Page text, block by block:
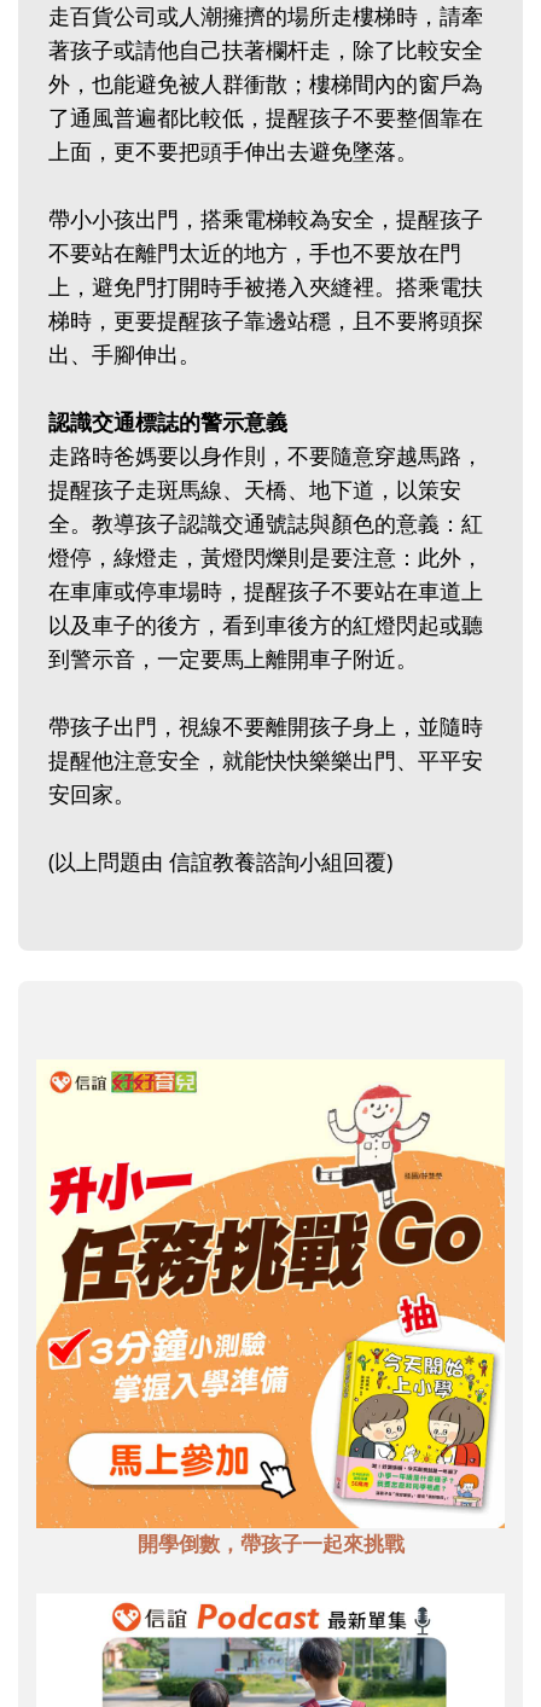
走百貨公司或人潮擁擠的場所走樓梯時，請牽
著孩子或請他自己扶著欄杆走，除了比較安全
外，也能避免被人群衝散；樓梯間內的窗戶為
了通風普遍都比較低，提醒孩子不要整個靠在
上面，更不要把頭手伸出去避免墜落。
帶小小孩出門，搭乘電梯較為安全，提醒孩子
不要站在離門太近的地方，手也不要放在門
上，避免門打開時手被捲入夾縫裡。搭乘電扶
梯時，更要提醒孩子靠邊站穩，且不要將頭探
出、手腳伸出。
認識交通標誌的警示意義
走路時爸媽要以身作則，不要隨意穿越馬路，
提醒孩子走斑馬線、天橋、地下道，以策安
全。教導孩子認識交通號誌與顏色的意義：紅
燈停，綠燈走，黃燈閃爍則是要注意：此外，
在車庫或停車場時，提醒孩子不要站在車道上
以及車子的後方，看到車後方的紅燈閃起或聽
到警示音，一定要馬上離開車子附近。
帶孩子出門，視線不要離開孩子身上，並隨時
提醒他注意安全，就能快快樂樂出門、平平安
安回家。
(以上問題由 信誼教養諮詢小組回覆)
開學倒數，帶孩子一起來挑戰